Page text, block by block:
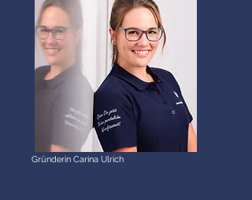
Gründerin Carina Ulrich